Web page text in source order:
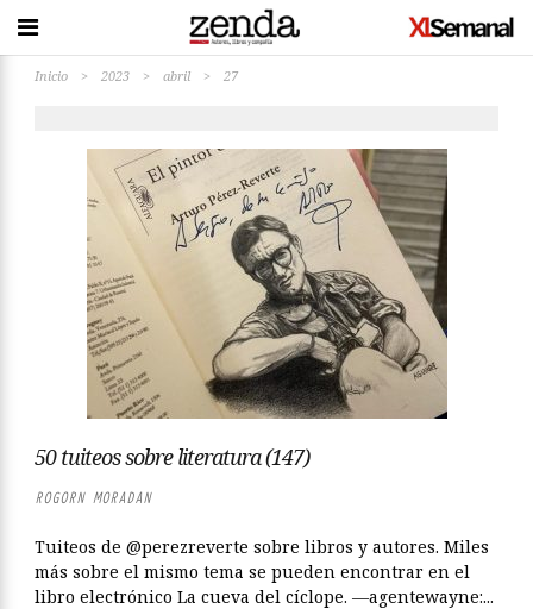
Inicio > 2023 > abril > 27
50 tuiteos sobre literatura (147)
ROGORN MORADAN
Tuiteos de @perezreverte sobre libros y autores. Miles
más sobre el mismo tema se pueden encontrar en el
libro electrónico La cueva del cíclope. —agentewayne:...